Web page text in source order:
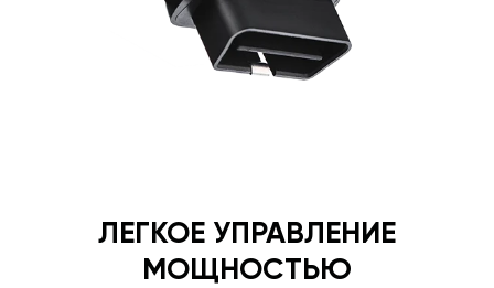
ЛЕГКОЕ УПРАВЛЕНИЕ
МОЩНОСТЬЮ